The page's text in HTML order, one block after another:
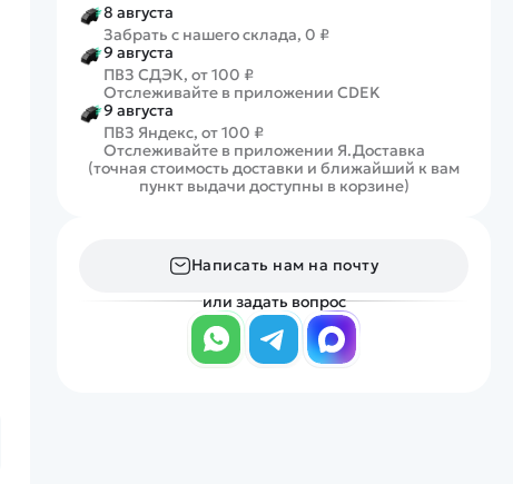
8 августа
Забрать с нашего склада, 0 ₽
9 августа
ПВЗ СДЭК, от 100 ₽
Отслеживайте в приложении CDEK
9 августа
ПВЗ Яндекс, от 100 ₽
Отслеживайте в приложении Я.Доставка
(точная стоимость доставки и ближайший к вам
пункт выдачи доступны в корзине)
Написать нам на почту
или задать вопрос